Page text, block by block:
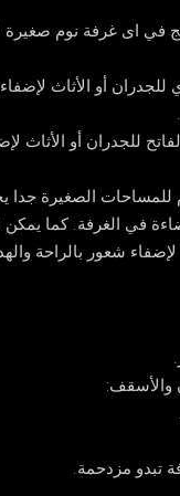
في اى غرفة نوم
أو الأثاث
للجدران أو الأثاث
الصغيرة جدا
في الغرفة. كما
شعور بالراحة
والأسقف:
تبدو مزدحمة.